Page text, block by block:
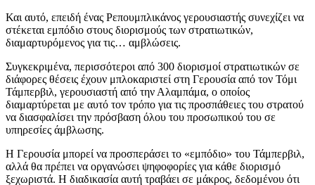
Και αυτό, επειδή ένας Ρεπουμπλικάνος γερουσιαστής συνεχίζει να
στέκεται εμπόδιο στους διορισμούς των στρατιωτικών,
διαμαρτυρόμενος για τις… αμβλώσεις.
Συγκεκριμένα, περισσότεροι από 300 διορισμοί στρατιωτικών σε
διάφορες θέσεις έχουν μπλοκαριστεί στη Γερουσία από τον Τόμι
Τάμπερβιλ, γερουσιαστή από την Αλαμπάμα, ο οποίος
διαμαρτύρεται με αυτό τον τρόπο για τις προσπάθειες του στρατού
να διασφαλίσει την πρόσβαση όλου του προσωπικού του σε
υπηρεσίες άμβλωσης.
Η Γερουσία μπορεί να προσπεράσει το «εμπόδιο» του Τάμπερβιλ,
αλλά θα πρέπει να οργανώσει ψηφοφορίες για κάθε διορισμό
ξεχωριστά. Η διαδικασία αυτή τραβάει σε μάκρος, δεδομένου ότι